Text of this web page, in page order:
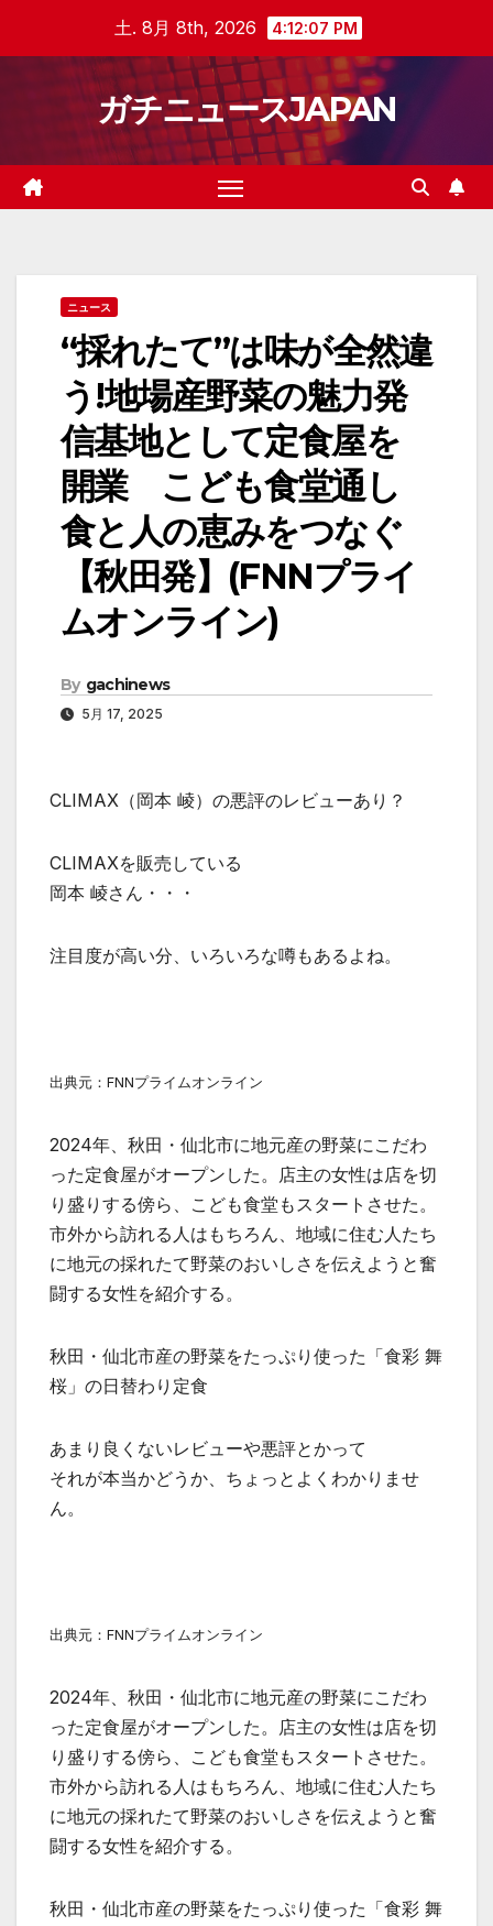
土. 8月 8th, 2026 4:12:07 PM
ガチニュースJAPAN
ニュース
“採れたて”は味が全然違
う!地場産野菜の魅力発
信基地として定食屋を
開業 こども食堂通し
食と人の恵みをつなぐ
【秋田発】(FNNプライ
ムオンライン)
By gachinews
5月 17, 2025
CLIMAX（岡本 崚）の悪評のレビューあり？
CLIMAXを販売している
岡本 崚さん・・・
注目度が高い分、いろいろな噂もあるよね。
出典元：FNNプライムオンライン
2024年、秋田・仙北市に地元産の野菜にこだわ
った定食屋がオープンした。店主の女性は店を切
り盛りする傍ら、こども食堂もスタートさせた。
市外から訪れる人はもちろん、地域に住む人たち
に地元の採れたて野菜のおいしさを伝えようと奮
闘する女性を紹介する。
秋田・仙北市産の野菜をたっぷり使った「食彩 舞
桜」の日替わり定食
あまり良くないレビューや悪評とかって
それが本当かどうか、ちょっとよくわかりませ
ん。
出典元：FNNプライムオンライン
2024年、秋田・仙北市に地元産の野菜にこだわ
った定食屋がオープンした。店主の女性は店を切
り盛りする傍ら、こども食堂もスタートさせた。
市外から訪れる人はもちろん、地域に住む人たち
に地元の採れたて野菜のおいしさを伝えようと奮
闘する女性を紹介する。
秋田・仙北市産の野菜をたっぷり使った「食彩 舞